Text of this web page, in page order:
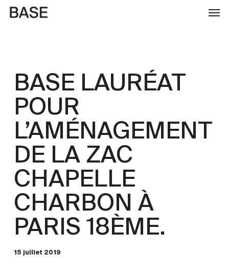
Skip
BASE LAURÉAT
POUR
L’AMÉNAGEMENT
DE LA ZAC
CHAPELLE
CHARBON À
PARIS 18ÈME.
15 juillet 2019